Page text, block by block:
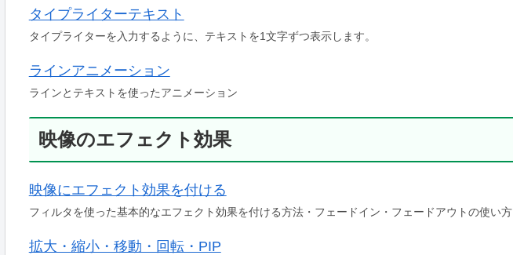
タイプライターテキスト
タイプライターを入力するように、テキストを1文字ずつ表示します。
ラインアニメーション
ラインとテキストを使ったアニメーション
映像のエフェクト効果
映像にエフェクト効果を付ける
フィルタを使った基本的なエフェクト効果を付ける方法・フェードイン・フェードアウトの使い方
拡大・縮小・移動・回転・PIP